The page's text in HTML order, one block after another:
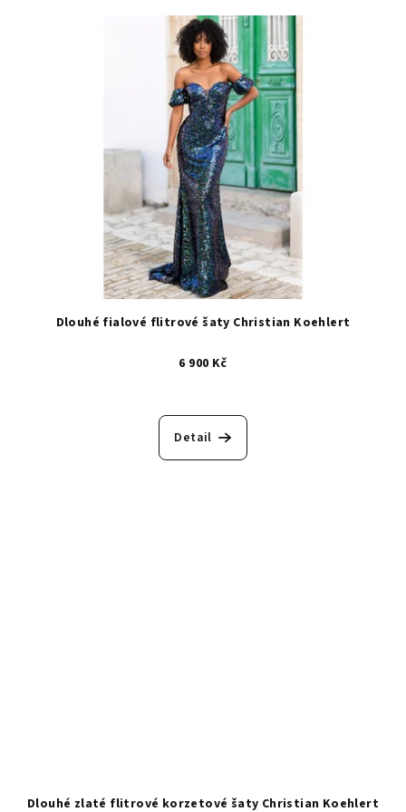
Dlouhé fialové flitrové šaty Christian Koehlert
6 900 Kč
Detail
Dlouhé zlaté flitrové korzetové šaty Christian Koehlert